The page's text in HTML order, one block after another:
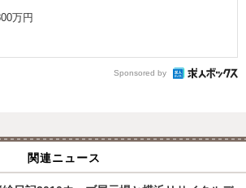
万円
Sponsored by
関連ニュース